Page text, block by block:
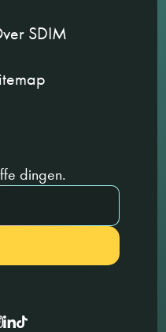
SDIM
dingen.